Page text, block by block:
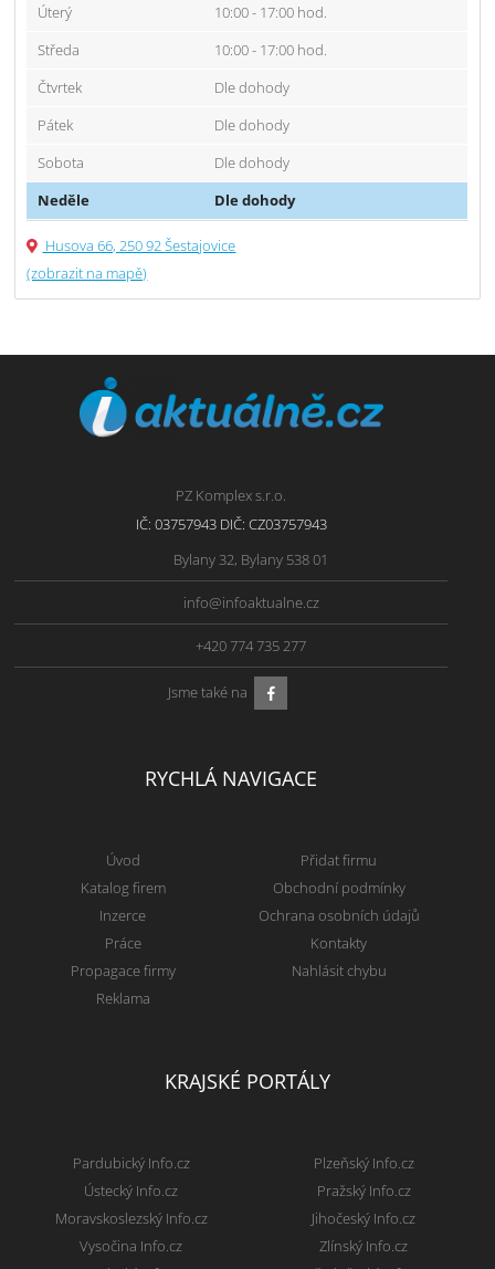
Úterý
10:00 - 17:00 hod.
Středa
10:00 - 17:00 hod.
Čtvrtek
Dle dohody
Pátek
Dle dohody
Sobota
Dle dohody
Neděle
Dle dohody
Husova 66, 250 92 Šestajovice
(zobrazit na mapě)
PZ Komplex s.r.o.
IČ: 03757943 DIČ: CZ03757943
Bylany 32, Bylany 538 01
info@infoaktualne.cz
+420 774 735 277
Jsme také na
RYCHLÁ NAVIGACE
Úvod
Katalog firem
Inzerce
Práce
Propagace firmy
Reklama
Přidat firmu
Obchodní podmínky
Ochrana osobních údajů
Kontakty
Nahlásit chybu
KRAJSKÉ PORTÁLY
Pardubický Info.cz
Ústecký Info.cz
Moravskoslezský Info.cz
Vysočina Info.cz
Plzeňský Info.cz
Pražský Info.cz
Jihočeský Info.cz
Zlínský Info.cz